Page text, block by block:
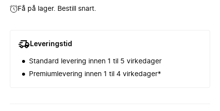
Få på lager. Bestill snart.
Leveringstid
Standard levering innen 1 til 5 virkedager
Premiumlevering innen 1 til 4 virkedager*